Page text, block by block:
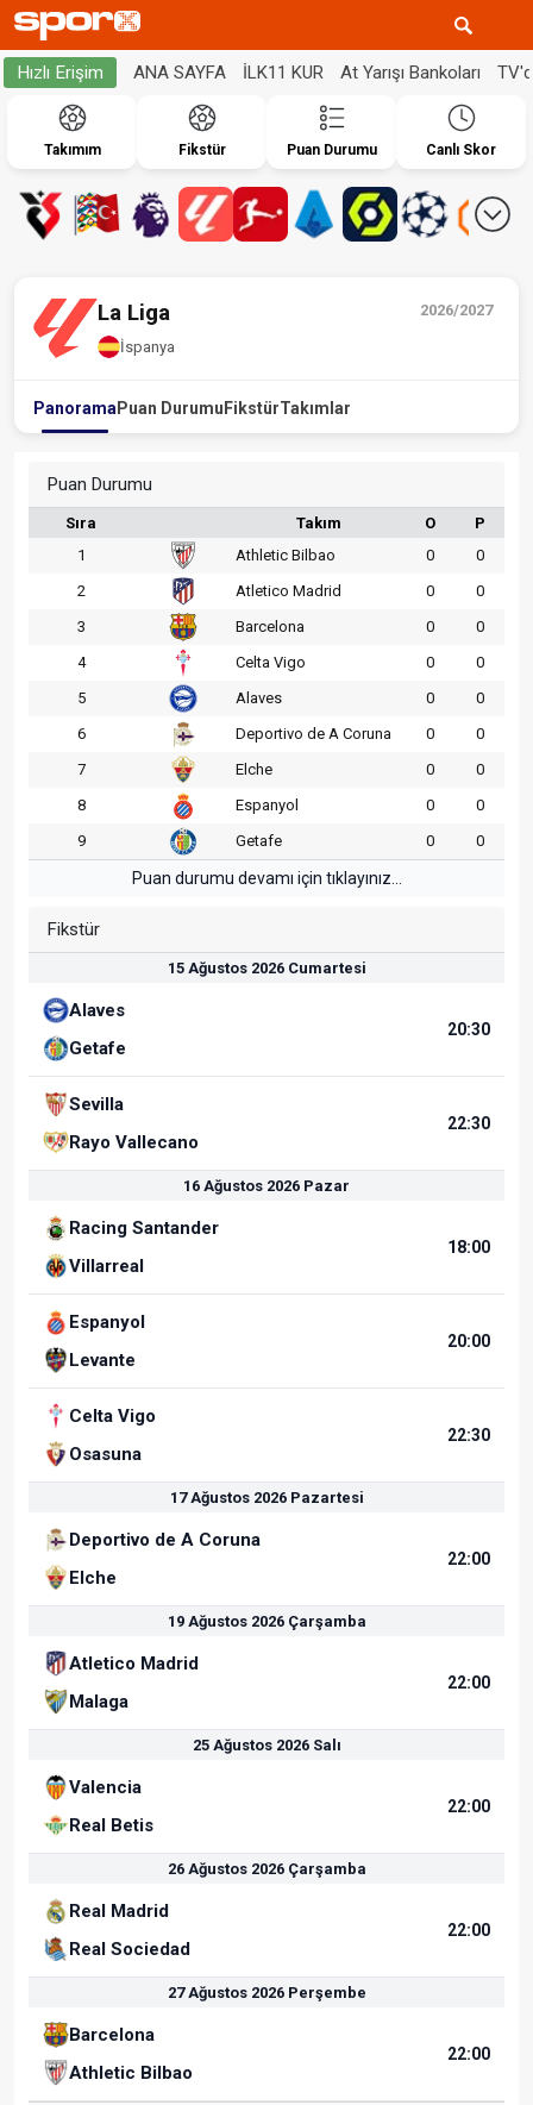
Hızlı Erişim ANA SAYFA İLK11 KUR At Yarışı Bankoları
Takımım Fikstür Puan Durumu Canlı Skor
2026/2027
La Liga
İspanya
Panorama Puan Durumu FikstürTakımlar
Puan Durumu
Sıra Takım O
P
1
Athletic Bilbao 0
0
2
Atletico Madrid 0
0
3
Barcelona 0
0
4
Celta Vigo 0
0
5
Alaves 0
0
6
Deportivo de A Coruna 0
0
7
Elche 0
0
8
Espanyol 0
0
9
Getafe 0 0
Puan durumu devamı için tıklayınız...
Fikstür
15 Ağustos 2026 Cumartesi
Alaves
Getafe
20:30
Sevilla
Rayo Vallecano
22:30
16 Ağustos 2026 Pazar
Racing Santander
Villarreal
18:00
Espanyol
Levante
20:00
Celta Vigo
Osasuna
22:30
17 Ağustos 2026 Pazartesi
Deportivo de A Coruna
Elche
22:00
19 Ağustos 2026 Çarşamba
Atletico Madrid
Malaga
22:00
25 Ağustos 2026 Salı
Valencia
Real Betis
22:00
26 Ağustos 2026 Çarşamba
Real Madrid
Real Sociedad
22:00
27 Ağustos 2026 Perşembe
Barcelona
Athletic Bilbao
22:00